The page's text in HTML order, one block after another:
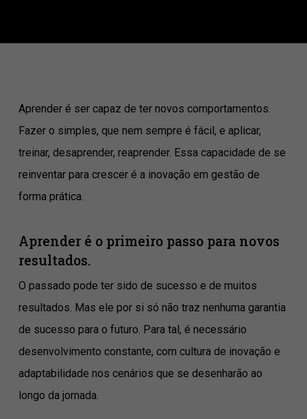
Aprender é ser capaz de ter novos comportamentos.
Fazer o simples, que nem sempre é fácil, e aplicar,
treinar, desaprender, reaprender. Essa capacidade de se
reinventar para crescer é a inovação em gestão de
forma prática.
Aprender é o primeiro passo para novos
resultados.
O passado pode ter sido de sucesso e de muitos
resultados. Mas ele por si só não traz nenhuma garantia
de sucesso para o futuro. Para tal, é necessário
desenvolvimento constante, com cultura de inovação e
adaptabilidade nos cenários que se desenharão ao
longo da jornada.